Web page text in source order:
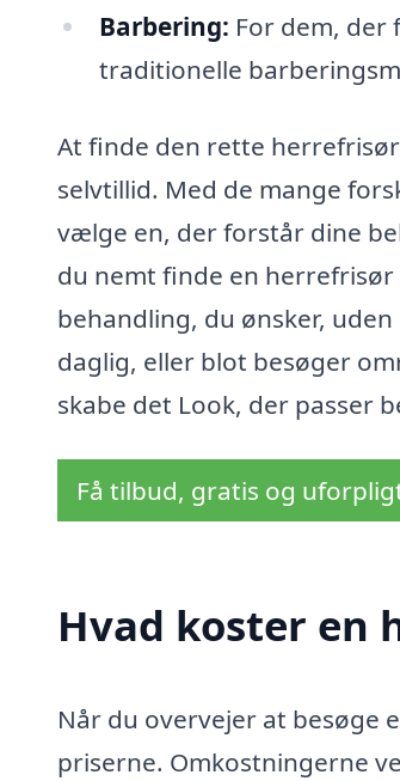
Barbering: For dem,
traditionelle
At finde den rette
selvtillid. Med de mange
vælge en, der forstår dine
du nemt finde en
behandling, du ønsker,
daglig, eller blot besøger
skabe det Look, der passer
Få tilbud, gratis og
Hvad koster en
Når du overvejer at besøge
priserne. Omkostningerne